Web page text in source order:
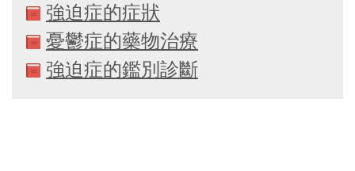
強迫症的症狀
憂鬱症的藥物治療
強迫症的鑑別診斷